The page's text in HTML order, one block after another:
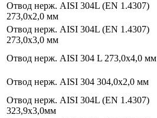
Отвод нерж. AISI 304L (EN 1.4307)
273,0х2,0 мм
Отвод нерж. AISI 304L (EN 1.4307)
273,0х3,0 мм
Отвод нерж. AISI 304 L 273,0х4,0 мм
Отвод нерж. AISI 304 304,0х2,0 мм
Отвод нерж. AISI 304L (EN 1.4307)
323,9x3,0мм